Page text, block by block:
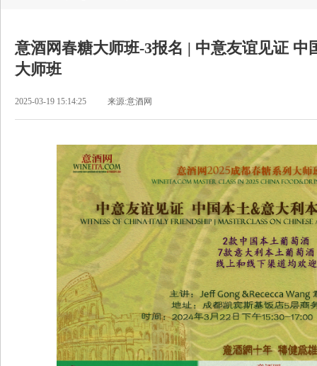
意酒网春糖大师班-3报名 | 中意友谊见证
大师班
2025-03-19 15:14:25 来源:意酒网